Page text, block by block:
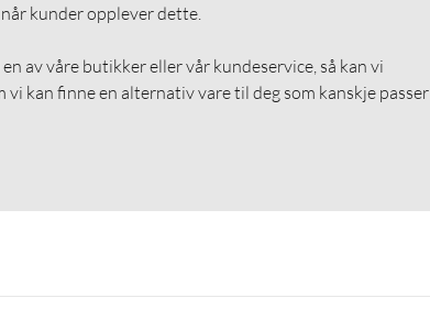
kunder opplever dette.
av våre butikker eller vår kundeservice, så kan vi
vi kan finne en alternativ vare til deg som kanskje passer